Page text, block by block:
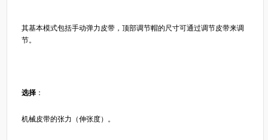
其基本模式包括手动弹力皮带，顶部调节帽的尺寸可通过调节皮带来调
节。
选择：
机械皮带的张力（伸张度）。